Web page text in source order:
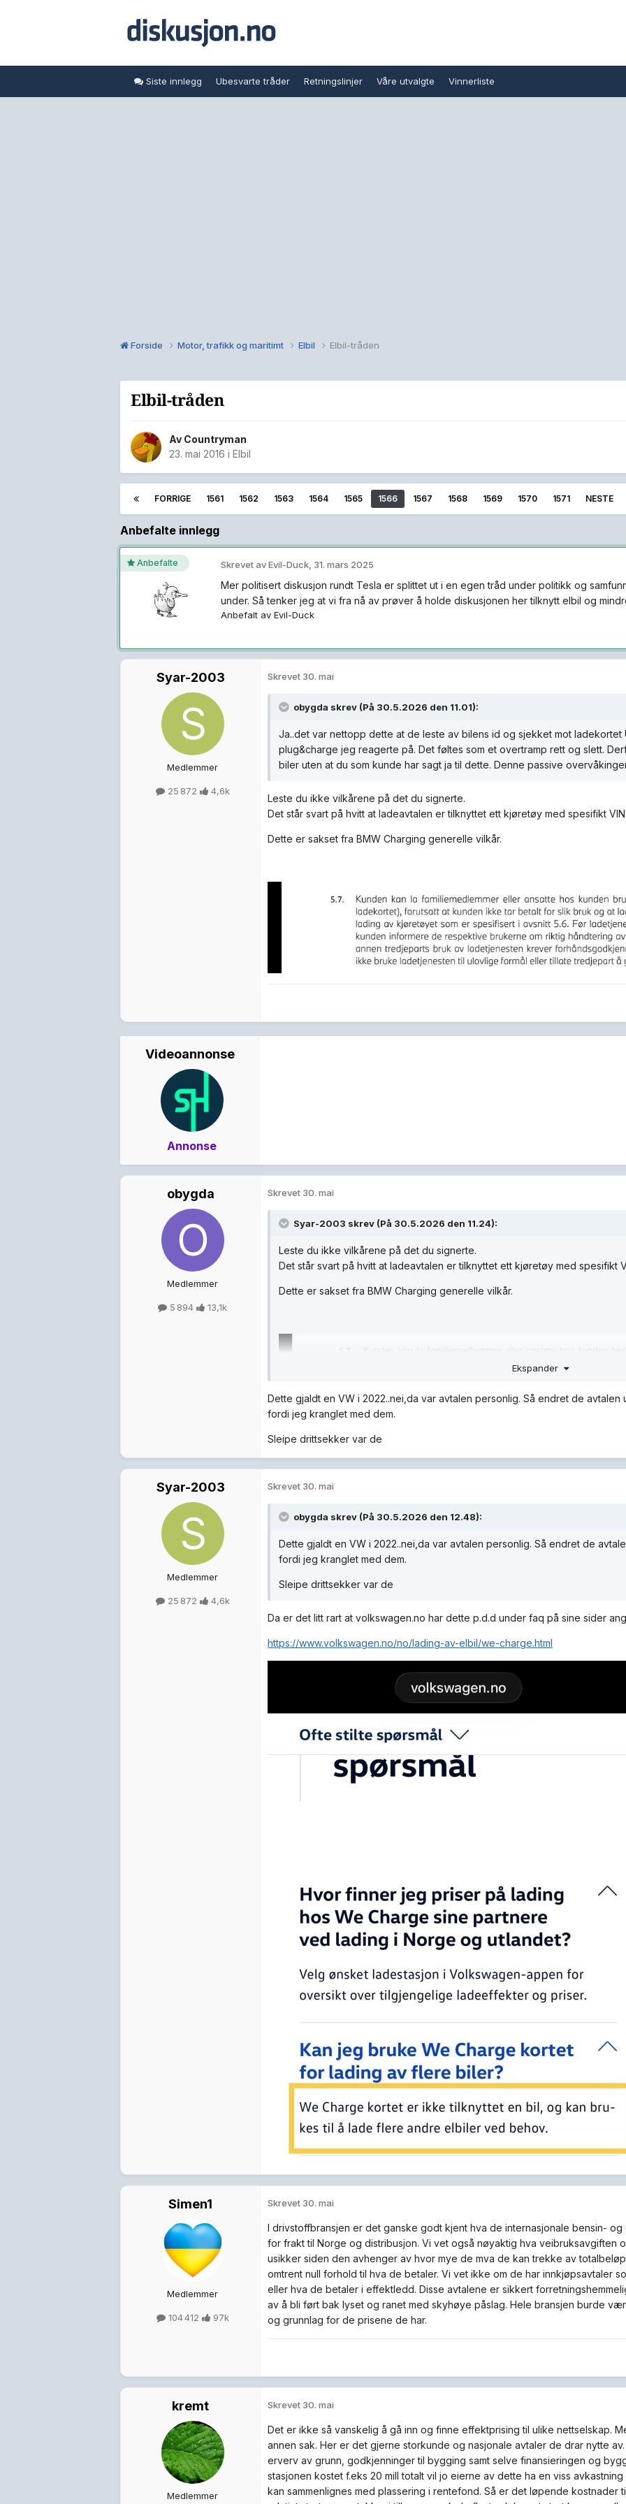
Siste innlegg Ubesvarte tråder Retningslinjer Våre utvalgte Vinnerliste
Forside Motor, trafikk og maritimt Elbil Elbil-tråden
Elbil-tråden
Av Countryman
23. mai 2016 i Elbil
FORRIGE 1561 1562 1563 1564 1565 1566 1567 1568 1569 1570 1571 NESTE
Anbefalte innlegg
Anbefalte Skrevet avEvil-Duck 31. mars 2025
Mer politisert diskusjon rundt Tesla er splittet ut i en egen tråd under politikk og
under. Så tenker jeg at vi fra nå av prøver å holde diskusjonen her tilknytt elbil og
Anbefalt av Evil-Duck
Syar-2003
Medlemmer
25 872 4,6k
Skrevet 30. mai
obygda skrev (På 30.5.2026 den 11.01):
Ja..det var nettopp dette at de leste av bilens id og sjekket mot ladekortet
plug&charge jeg reagerte på. Det føltes som et overtramp rett og slett.
biler uten at du som kunde har sagt ja til dette. Denne passive
Leste du ikke vilkårene på det du signerte.
Det står svart på hvitt at ladeavtalen er tilknyttet ett kjøretøy med spesifikt VIN
Dette er sakset fra BMW Charging generelle vilkår.
Videoannonse
Annonse
obygda
Medlemmer
5 894 13,1k
Skrevet 30. mai
Syar-2003 skrev (På 30.5.2026 den 11.24):
Leste du ikke vilkårene på det du signerte.
Det står svart på hvitt at ladeavtalen er tilknyttet ett kjøretøy med spesifikt
Dette er sakset fra BMW Charging generelle vilkår.
Ekspander
Dette gjaldt en VW i 2022..nei,da var avtalen personlig. Så endret de
fordi jeg kranglet med dem.
Sleipe drittsekker var de
Syar-2003
Medlemmer
25 872 4,6k
Skrevet 30. mai
obygda skrev (På 30.5.2026 den 12.48):
Dette gjaldt en VW i 2022..nei,da var avtalen personlig. Så endret de
fordi jeg kranglet med dem.
Sleipe drittsekker var de
Da er det litt rart at volkswagen.no har dette p.d.d under faq på sine sider
https://www.volkswagen.no/no/lading-av-elbil/we-charge.html
Simen1
Medlemmer
104 412 97k
Skrevet 30. mai
I drivstoffbransjen er det ganske godt kjent hva de internasjonale bensin-
for frakt til Norge og distribusjon. Vi vet også nøyaktig hva veibruksavgiften
usikker siden den avhenger av hvor mye de mva de kan trekke av
omtrent null forhold til hva de betaler. Vi vet ikke om de har innkjøpsavtaler
eller hva de betaler i effektledd. Disse avtalene er sikkert
av å bli ført bak lyset og ranet med skyhøye påslag. Hele bransjen burde
og grunnlag for de prisene de har.
kremt
Medlemmer
Skrevet 30. mai
Det er ikke så vanskelig å gå inn og finne effektprising til ulike nettselskap.
annen sak. Her er det gjerne storkunde og nasjonale avtaler de drar nytte
erverv av grunn, godkjenninger til bygging samt selve finansieringen og
stasjonen kostet f.eks 20 mill totalt vil jo eierne av dette ha en viss
kan sammenlignes med plassering i rentefond. Så er det løpende kostnader